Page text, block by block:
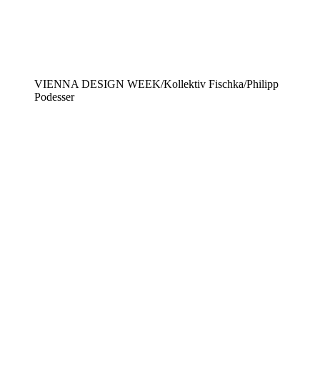
VIENNA DESIGN WEEK/Kollektiv Fischka/Philipp
Podesser